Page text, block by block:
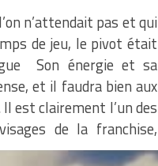
n’attendait pas et qui
de jeu, le pivot était
Son énergie et sa
et il faudra bien aux
est clairement l’un des
de la franchise,